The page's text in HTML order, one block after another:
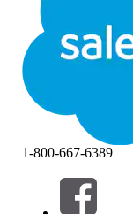
关闭关闭
筛选器 (0)
1-800-667-6389